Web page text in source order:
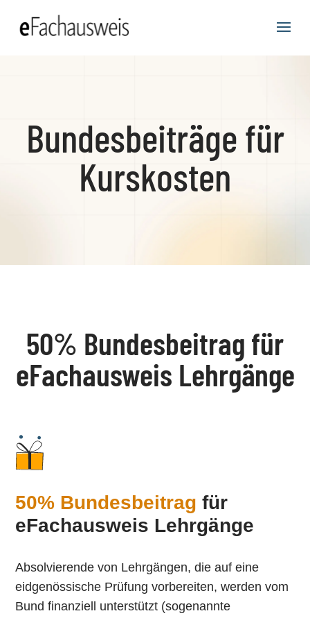
Bundesbeiträge für
Kurskosten
50% Bundesbeitrag für
eFachausweis Lehrgänge
50% Bundesbeitrag für
eFachausweis Lehrgänge
Absolvierende von Lehrgängen, die auf eine
eidgenössische Prüfung vorbereiten, werden vom
Bund finanziell unterstützt (sogenannte